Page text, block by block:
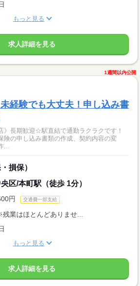
もっと見る
求人詳細を見る
1週間以内公開
経験でも大丈夫！申し込み書
》長期歓迎☆駅直結で通勤ラクラクです！
の申し込み書類の作成、契約内容の変
...
損保）
区/本町駅（徒歩 1分）
円 交通費一部支給
業はほとんどありませ...
もっと見る
求人詳細を見る